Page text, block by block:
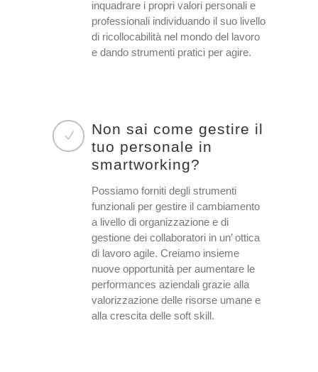
inquadrare i propri valori personali e
professionali individuando il suo livello
di ricollocabilità nel mondo del lavoro
e dando strumenti pratici per agire.
Non sai come gestire il
tuo personale in
smartworking?
Possiamo forniti degli strumenti
funzionali per gestire il cambiamento
a livello di organizzazione e di
gestione dei collaboratori in un’ ottica
di lavoro agile. Creiamo insieme
nuove opportunità per aumentare le
performances aziendali grazie alla
valorizzazione delle risorse umane e
alla crescita delle soft skill.